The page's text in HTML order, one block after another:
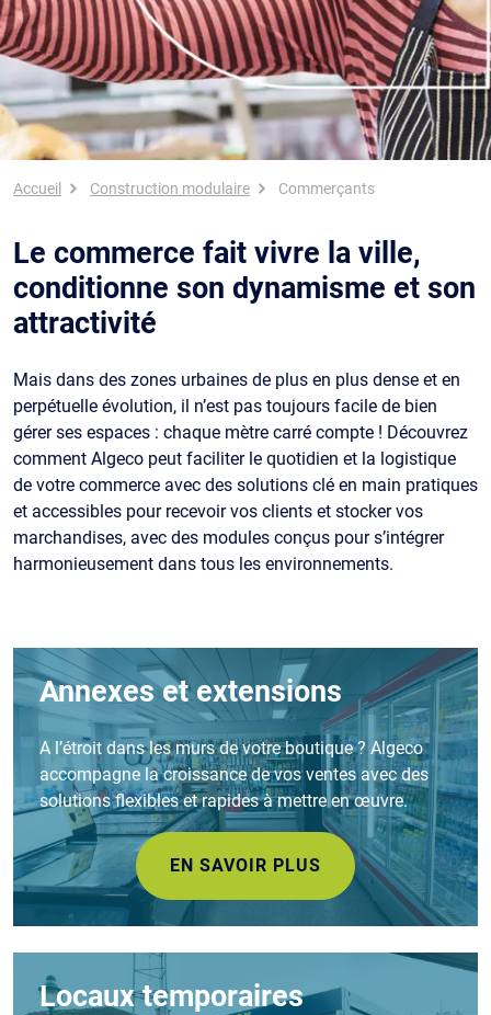
Fil d'Ariane
Accueil Construction modulaire Commerçants
Le commerce fait vivre la ville,
conditionne son dynamisme et son
attractivité
Mais dans des zones urbaines de plus en plus dense et en
perpétuelle évolution, il n’est pas toujours facile de bien
gérer ses espaces : chaque mètre carré compte ! Découvrez
comment Algeco peut faciliter le quotidien et la logistique
de votre commerce avec des solutions clé en main pratiques
et accessibles pour recevoir vos clients et stocker vos
marchandises, avec des modules conçus pour s’intégrer
harmonieusement dans tous les environnements.
Annexes et extensions
A l’étroit dans les murs de votre boutique ? Algeco
accompagne la croissance de vos ventes avec des
solutions flexibles et rapides à mettre en œuvre.
EN SAVOIR PLUS
Locaux temporaires